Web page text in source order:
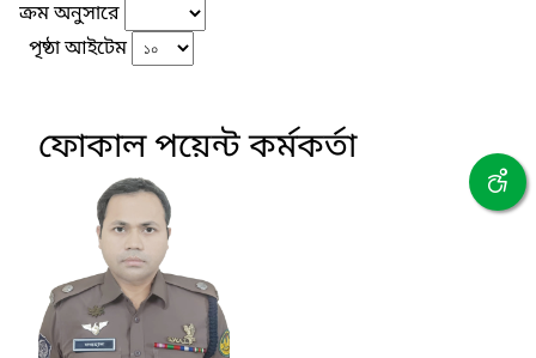
ক্রম অনুসারে
পৃষ্ঠা আইটেম
ফোকাল পয়েন্ট কর্মকর্তা